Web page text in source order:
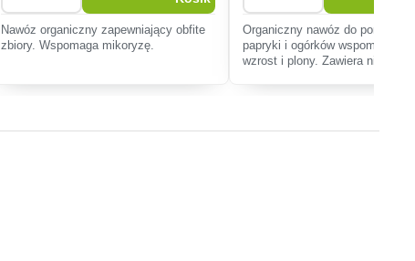
Nawóz organiczny zapewniający obfite
zbiory. Wspomaga mikoryzę.
Organiczny nawóz do
papryki i ogórków wspomaga
wzrost i plony. Zawiera